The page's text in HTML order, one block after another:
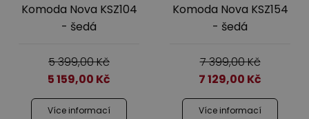
Komoda Nova KSZ104
- šedá
5 399,00Kč
5 159,00 Kč
Více informací
Komoda Nova KSZ154
- šedá
7 399,00Kč
7 129,00 Kč
Více informací